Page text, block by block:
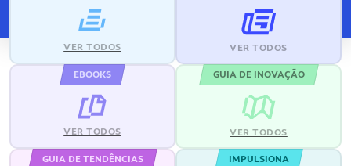
VER TODOS VER TODOS
EBOOKS
VER TODOS
GUIA DE INOVAÇÃO
VER TODOS
GUIA DE TENDÊNCIAS IMPULSIONA